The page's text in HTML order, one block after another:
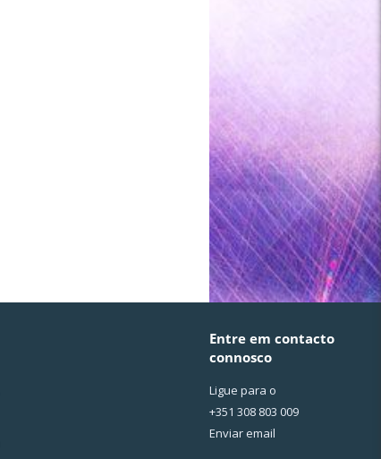
Entre em contacto
connosco
Ligue para o
+351 308 803 009
Enviar email